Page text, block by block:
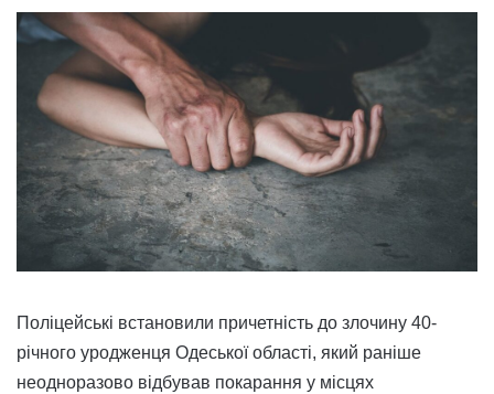
Поліцейські встановили причетність до злочину 40-
річного уродженця Одеської області, який раніше
неодноразово відбував покарання у місцях